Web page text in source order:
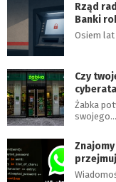
Rząd
Banki
Osiem lat
Czy
Żabka
swojego…